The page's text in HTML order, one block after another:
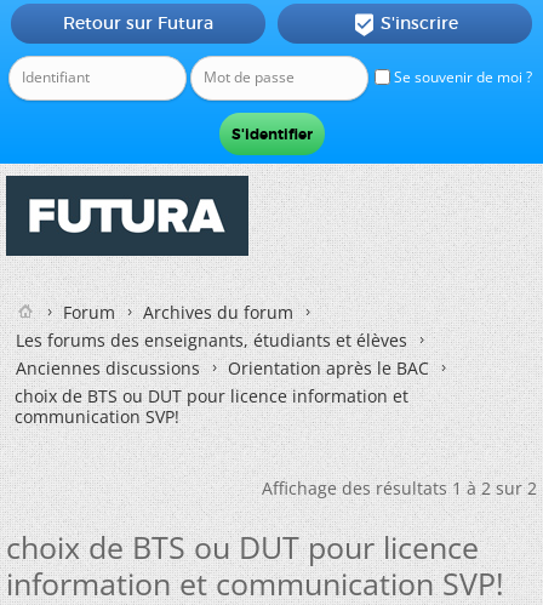
Se souvenir de moi ?
Retour sur Futura  S'inscrire
Forum
Archives du forum
Les forums des enseignants, étudiants et élèves
Anciennes discussions
Orientation après le BAC
choix de BTS ou DUT pour licence information et
communication SVP!
Affichage des résultats 1 à 2 sur 2
choix de BTS ou DUT pour licence
information et communication SVP!